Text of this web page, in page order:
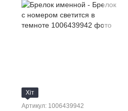
Хіт
Артикул: 1006439942